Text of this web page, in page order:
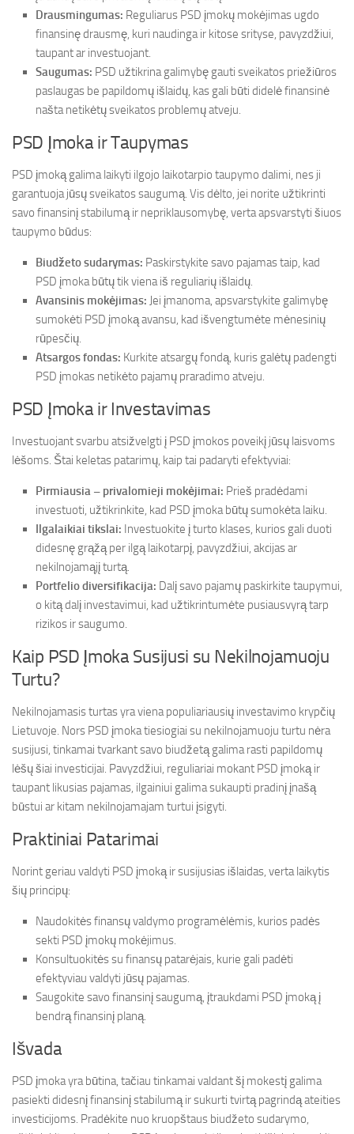
Drausmingumas: Reguliarus PSD įmokų mokėjimas ugdo
finansinę drausmę, kuri naudinga ir kitose srityse, pavyzdžiui,
taupant ar investuojant.
Saugumas: PSD užtikrina galimybę gauti sveikatos priežiūros
paslaugas be papildomų išlaidų, kas gali būti didelė finansinė
našta netikėtų sveikatos problemų atveju.
PSD Įmoka ir Taupymas
PSD įmoką galima laikyti ilgojo laikotarpio taupymo dalimi, nes ji
garantuoja jūsų sveikatos saugumą. Vis dėlto, jei norite užtikrinti
savo finansinį stabilumą ir nepriklausomybę, verta apsvarstyti šiuos
taupymo būdus:
Biudžeto sudarymas: Paskirstykite savo pajamas taip, kad
PSD įmoka būtų tik viena iš reguliarių išlaidų.
Avansinis mokėjimas: Jei įmanoma, apsvarstykite galimybę
sumokėti PSD įmoką avansu, kad išvengtumėte mėnesinių
rūpesčių.
Atsargos fondas: Kurkite atsargų fondą, kuris galėtų padengti
PSD įmokas netikėto pajamų praradimo atveju.
PSD Įmoka ir Investavimas
Investuojant svarbu atsižvelgti į PSD įmokos poveikį jūsų laisvoms
lėšoms. Štai keletas patarimų, kaip tai padaryti efektyviai:
Pirmiausia – privalomieji mokėjimai: Prieš pradėdami
investuoti, užtikrinkite, kad PSD įmoka būtų sumokėta laiku.
Ilgalaikiai tikslai: Investuokite į turto klases, kurios gali duoti
didesnę grąžą per ilgą laikotarpį, pavyzdžiui, akcijas ar
nekilnojamąjį turtą.
Portfelio diversifikacija: Dalį savo pajamų paskirkite taupymui,
o kitą dalį investavimui, kad užtikrintumėte pusiausvyrą tarp
rizikos ir saugumo.
Kaip PSD Įmoka Susijusi su Nekilnojamuoju
Turtu?
Nekilnojamasis turtas yra viena populiariausių investavimo krypčių
Lietuvoje. Nors PSD įmoka tiesiogiai su nekilnojamuoju turtu nėra
susijusi, tinkamai tvarkant savo biudžetą galima rasti papildomų
lėšų šiai investicijai. Pavyzdžiui, reguliariai mokant PSD įmoką ir
taupant likusias pajamas, ilgainiui galima sukaupti pradinį įnašą
būstui ar kitam nekilnojamajam turtui įsigyti.
Praktiniai Patarimai
Norint geriau valdyti PSD įmoką ir susijusias išlaidas, verta laikytis
šių principų:
Naudokitės finansų valdymo programėlėmis, kurios padės
sekti PSD įmokų mokėjimus.
Konsultuokitės su finansų patarėjais, kurie gali padėti
efektyviau valdyti jūsų pajamas.
Saugokite savo finansinį saugumą, įtraukdami PSD įmoką į
bendrą finansinį planą.
Išvada
PSD įmoka yra būtina, tačiau tinkamai valdant šį mokestį galima
pasiekti didesnį finansinį stabilumą ir sukurti tvirtą pagrindą ateities
investicijoms. Pradėkite nuo kruopštaus biudžeto sudarymo,